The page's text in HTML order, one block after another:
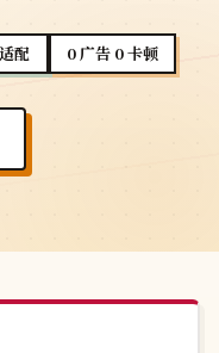
配 0 广告 0 卡顿